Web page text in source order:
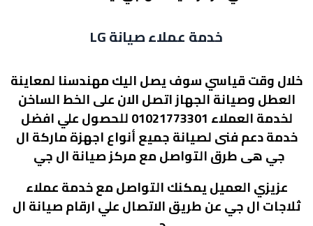
خدمة عملاء صيانة LG
خلال وقت قياسي سوف يصل اليك مهندسنا لمعاينة
العطل وصيانة الجهاز اتصل الان على الخط الساخن
لخدمة العملاء 01021773301 للحصول علي افضل
خدمة دعم فنى لصيانة جميع أنواع اجهزة ماركة ال
جي هى طرق التواصل مع مركز صيانة ال جي
عزيزي العميل يمكنك التواصل مع خدمة عملاء
ثلاجات ال جي عن طريق الاتصال علي ارقام صيانة ال